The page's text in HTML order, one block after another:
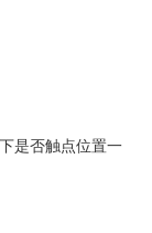
是否触点位置一